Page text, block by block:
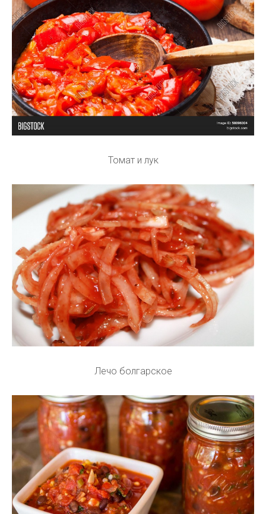
Томат и лук
Лечо болгарское